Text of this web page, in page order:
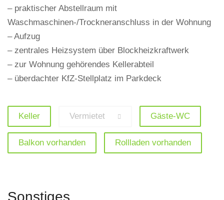
– praktischer Abstellraum mit
Waschmaschinen-/Trockneranschluss in der Wohnung
– Aufzug
– zentrales Heizsystem über Blockheizkraftwerk
– zur Wohnung gehörendes Kellerabteil
– überdachter KfZ-Stellplatz im Parkdeck
Keller Vermietet Gäste-WC
Balkon vorhanden Rollladen vorhanden